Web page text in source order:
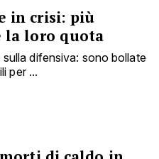
in crisi: più
la loro quota
difensiva: sono bollate
per ...